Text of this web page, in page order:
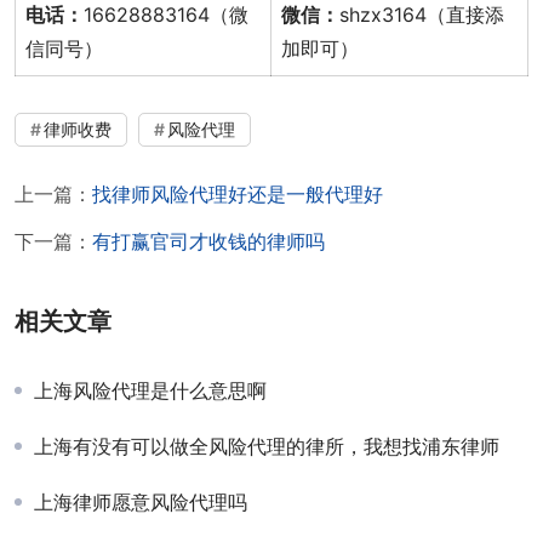
电话： 16628883164（微
信同号）
微信： shzx3164（直接添
加即可）
律师收费 风险代理
上一篇： 找律师风险代理好还是一般代理好
下一篇： 有打赢官司才收钱的律师吗
相关文章
上海风险代理是什么意思啊
上海有没有可以做全风险代理的律所，我想找浦东律师
上海律师愿意风险代理吗